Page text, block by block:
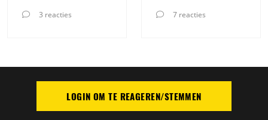
3 reacties 7 reacties
PLAATS REACTIELOGIN OM TE REAGEREN/STEMMEN